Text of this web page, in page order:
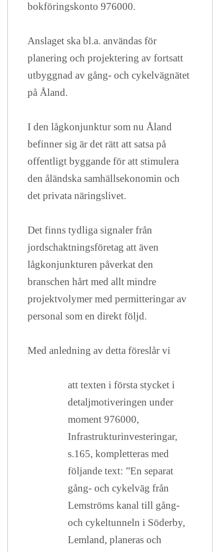
bokföringskonto 976000.
Anslaget ska bl.a. användas för
planering och projektering av fortsatt
utbyggnad av gång- och cykelvägnätet
på Åland.
I den lågkonjunktur som nu Åland
befinner sig är det rätt att satsa på
offentligt byggande för att stimulera
den åländska samhällsekonomin och
det privata näringslivet.
Det finns tydliga signaler från
jordschaktningsföretag att även
lågkonjunkturen påverkat den
branschen hårt med allt mindre
projektvolymer med permitteringar av
personal som en direkt följd.
Med anledning av detta föreslår vi
att texten i första stycket i
detaljmotiveringen under
moment 976000,
Infrastrukturinvesteringar,
s.165, kompletteras med
följande text: ”En separat
gång- och cykelväg från
Lemströms kanal till gång-
och cykeltunneln i Söderby,
Lemland, planeras och